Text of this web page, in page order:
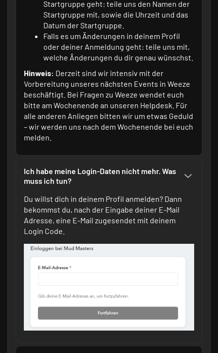
Startgruppe geht: teile uns den Namen der
Startgruppe mit, sowie die Uhrzeit und das
Datum der Startgruppe.
Falls es um Änderungen in deinem Profil
oder deiner Anmeldung geht: teile uns mit,
welche Änderungen du dir genau wünschst.
Hinweis: Derzeit sind wir intensiv mit der
Vorbereitung unseres nächsten Events in Weeze
beschäftigt. Bei Fragen zu Weeze wendet euch
bitte am Wochenende an unseren Helpdesk. Für
alle anderen Anliegen bitten wir um etwas Geduld
– wir werden uns nach dem Wochenende bei euch
melden.
Ich habe meine Login-Daten nicht mehr. Was
muss ich tun?
Du willst dich in deinem Profil anmelden? Dann
bekommst du, nach der Eingabe deiner E-Mail
Adresse, eine E-Mail zugesendet mit deinem
Login Code.